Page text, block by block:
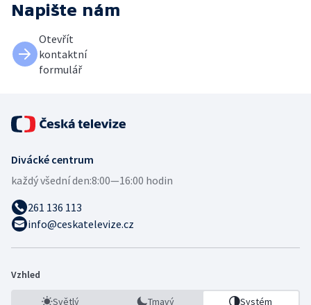
Napište nám
Otevřít
kontaktní
formulář
Divácké centrum
každý všední den:8:00—16:00 hodin
261 136 113
info@ceskatelevize.cz
Vzhled
Světlý Tmavý Systém